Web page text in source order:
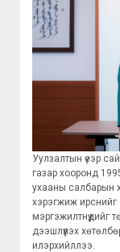
Уулзалтын үеэр
газар хооронд
ухааны салбарын
хэрэгжиж
мэргэжилтнүүдийг
дээшлүүлэх
илэрхийллээ.